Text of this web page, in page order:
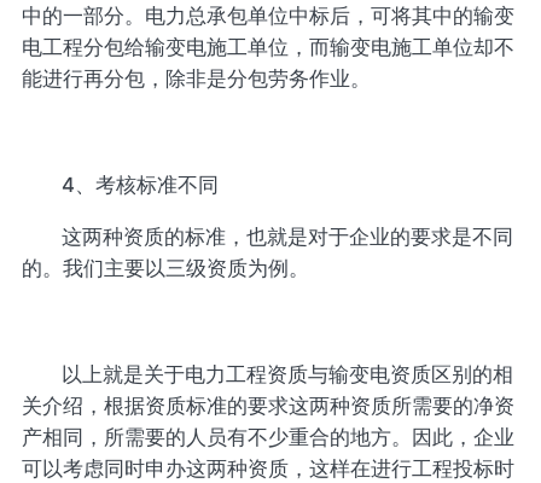
中的一部分。电力总承包单位中标后，可将其中的输变
电工程分包给输变电施工单位，而输变电施工单位却不
能进行再分包，除非是分包劳务作业。
4、考核标准不同
这两种资质的标准，也就是对于企业的要求是不同
的。我们主要以三级资质为例。
以上就是关于电力工程资质与输变电资质区别的相
关介绍，根据资质标准的要求这两种资质所需要的净资
产相同，所需要的人员有不少重合的地方。因此，企业
可以考虑同时申办这两种资质，这样在进行工程投标时